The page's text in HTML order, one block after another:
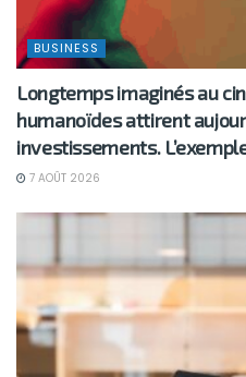
BUSINESS
Longtemps imaginés au
humanoïdes attirent
investissements.
7 AOÛT 2026